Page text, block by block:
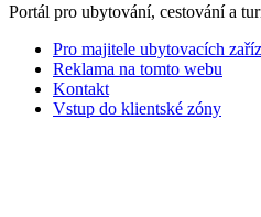
Portál pro ubytování, cestování a
Pro majitele ubytovacích
Reklama na tomto webu
Kontakt
Vstup do klientské zóny